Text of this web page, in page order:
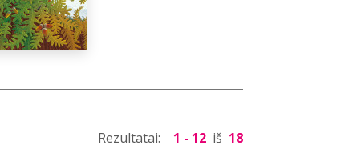
Rezultatai: 1 - 12 iš 18